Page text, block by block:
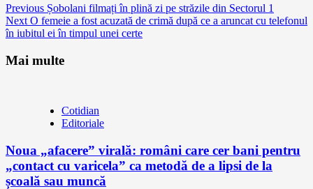
Continue
Reading
Previous Șobolani filmați în plină zi pe străzile din Sectorul 1
Next O femeie a fost acuzată de crimă după ce a aruncat cu telefonul
în iubitul ei în timpul unei certe
Mai multe
Cotidian
Editoriale
Noua „afacere” virală: români care cer bani pentru
„contact cu varicela” ca metodă de a lipsi de la
școală sau muncă